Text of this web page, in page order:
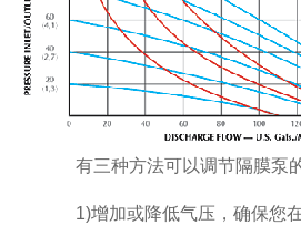
有三种方法可以调节隔膜泵的
1)增加或降低气压，确保您在